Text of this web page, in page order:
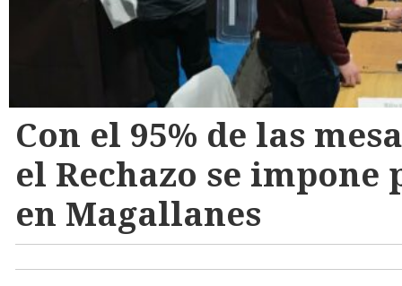
Con el 95% de las
el Rechazo se impone
en Magallanes